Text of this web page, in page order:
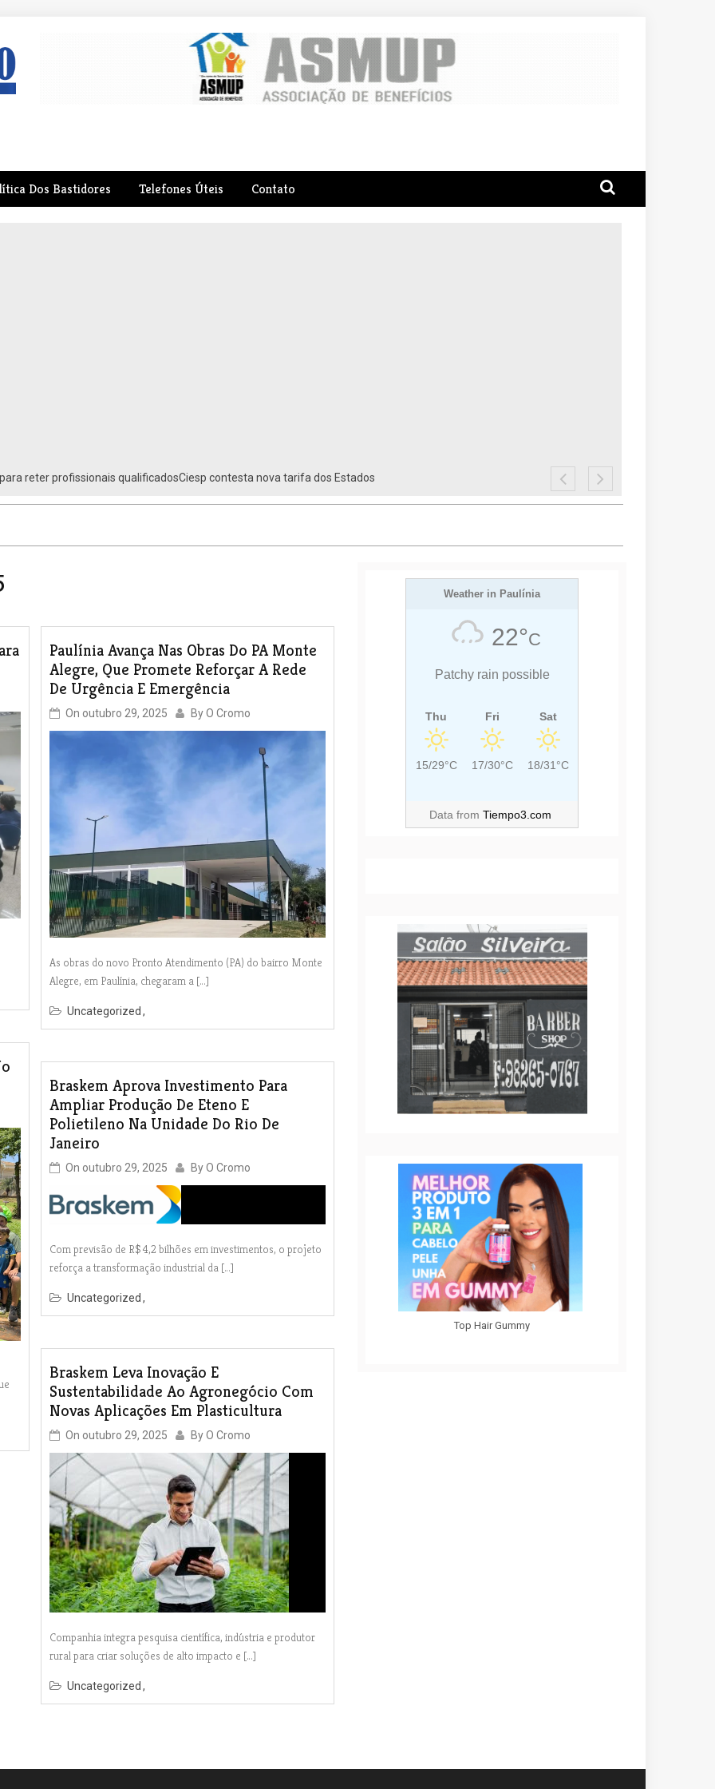
Dos Bastidores Telefones Úteis Contato
reter profissionais qualificadosCiesp contesta nova tarifa dos Estados
Paulínia Avança Nas Obras Do PA Monte
Alegre, Que Promete Reforçar A Rede
De Urgência E Emergência
On outubro 29, 2025 ByO Cromo
As obras do novo Pronto Atendimento (PA) do bairro Monte
Alegre, em Paulínia, chegaram a […]
Uncategorized
Braskem Aprova Investimento Para
Ampliar Produção De Eteno E
Polietileno Na Unidade Do Rio De
Janeiro
On outubro 29, 2025 ByO Cromo
Com previsão de R$ 4,2 bilhões em investimentos, o projeto
reforça a transformação industrial da […]
Uncategorized
Braskem Leva Inovação E
Sustentabilidade Ao Agronegócio Com
Novas Aplicações Em Plasticultura
On outubro 29, 2025 ByO Cromo
Companhia integra pesquisa científica, indústria e produtor
rural para criar soluções de alto impacto e […]
Uncategorized
Weather in Paulínia
22°C
Patchy rain possible
Thu
15/29°C
Fri
17/30°C
Sat
18/31°C
Data from Tiempo3.com
Top Hair Gummy